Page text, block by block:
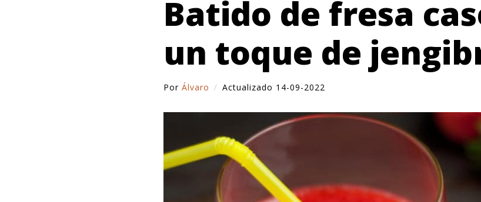
Batido de fresa
un toque de
Por Álvaro Actualizado 14-09-2022